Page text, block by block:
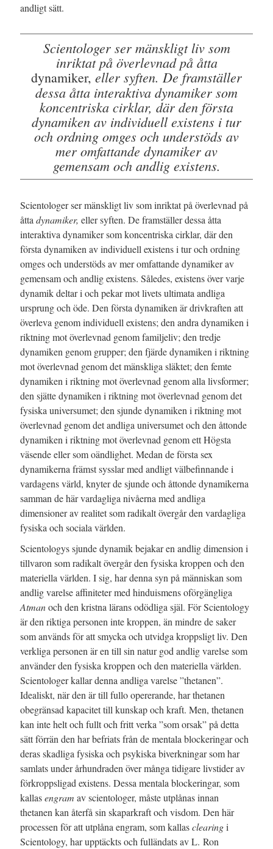
andligt sätt.
Scientologer ser mänskligt liv som
inriktat på överlevnad på åtta
dynamiker, eller syften. De framställer
dessa åtta interaktiva dynamiker som
koncentriska cirklar, där den första
dynamiken av individuell existens i tur
och ordning omges och understöds av
mer omfattande dynamiker av
gemensam och andlig existens.
Scientologer ser mänskligt liv som inriktat på överlevnad på
åtta dynamiker, eller syften. De framställer dessa åtta
interaktiva dynamiker som koncentriska cirklar, där den
första dynamiken av individuell existens i tur och ordning
omges och understöds av mer omfattande dynamiker av
gemensam och andlig existens. Således, existens över varje
dynamik deltar i och pekar mot livets ultimata andliga
ursprung och öde. Den första dynamiken är drivkraften att
överleva genom individuell existens; den andra dynamiken i
riktning mot överlevnad genom familjeliv; den tredje
dynamiken genom grupper; den fjärde dynamiken i riktning
mot överlevnad genom det mänskliga släktet; den femte
dynamiken i riktning mot överlevnad genom alla livsformer;
den sjätte dynamiken i riktning mot överlevnad genom det
fysiska universumet; den sjunde dynamiken i riktning mot
överlevnad genom det andliga universumet och den åttonde
dynamiken i riktning mot överlevnad genom ett Högsta
väsende eller som oändlighet. Medan de första sex
dynamikerna främst sysslar med andligt välbefinnande i
vardagens värld, knyter de sjunde och åttonde dynamikerna
samman de här vardagliga nivåerna med andliga
dimensioner av realitet som radikalt övergår den vardagliga
fysiska och sociala världen.
Scientologys sjunde dynamik bejakar en andlig dimension i
tillvaron som radikalt övergår den fysiska kroppen och den
materiella världen. I sig, har denna syn på människan som
andlig varelse affiniteter med hinduismens oförgängliga
Atmanoch den kristna lärans odödliga själ. För Scientology
är den riktiga personen inte kroppen, än mindre de saker
som används för att smycka och utvidga kroppsligt liv. Den
verkliga personen är en till sin natur god andlig varelse som
använder den fysiska kroppen och den materiella världen.
Scientologer kallar denna andliga varelse ”thetanen”.
Idealiskt, när den är till fullo opererande, har thetanen
obegränsad kapacitet till kunskap och kraft. Men, thetanen
kan inte helt och fullt och fritt verka ”som orsak” på detta
sätt förrän den har befriats från de mentala blockeringar och
deras skadliga fysiska och psykiska biverkningar som har
samlats under århundraden över många tidigare livstider av
förkroppsligad existens. Dessa mentala blockeringar, som
kallasengram av scientologer, måste utplånas innan
thetanen kan återfå sin skaparkraft och visdom. Den här
processen för att utplåna engram, som kallasclearingi
Scientology, har upptäckts och fulländats av L. Ron